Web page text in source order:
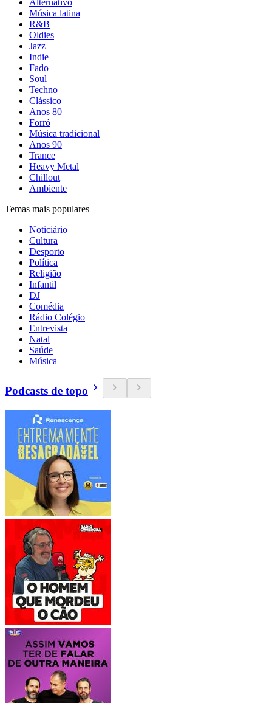
Alternativo
Música latina
R&B
Oldies
Jazz
Indie
Fado
Soul
Techno
Clássico
Anos 80
Forró
Música tradicional
Anos 90
Trance
Heavy Metal
Chillout
Ambiente
Temas mais populares
Noticiário
Cultura
Desporto
Política
Religião
Infantil
DJ
Comédia
Rádio Colégio
Entrevista
Natal
Saúde
Música
Podcasts de topo